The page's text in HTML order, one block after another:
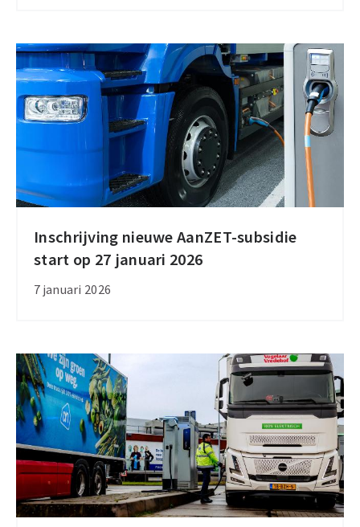
zorgen
blijven
Inschrijving nieuwe AanZET-subsidie
start op 27 januari 2026
7 januari 2026
Inschrijving
nieuwe
AanZET-
op
27
januari
2026